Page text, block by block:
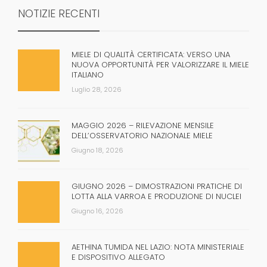
NOTIZIE RECENTI
MIELE DI QUALITÀ CERTIFICATA: VERSO UNA
NUOVA OPPORTUNITÀ PER VALORIZZARE IL MIELE
ITALIANO
Luglio 28, 2026
MAGGIO 2026 – RILEVAZIONE MENSILE
DELL’OSSERVATORIO NAZIONALE MIELE
Giugno 18, 2026
GIUGNO 2026 – DIMOSTRAZIONI PRATICHE DI
LOTTA ALLA VARROA E PRODUZIONE DI NUCLEI
Giugno 16, 2026
AETHINA TUMIDA NEL LAZIO: NOTA MINISTERIALE
E DISPOSITIVO ALLEGATO